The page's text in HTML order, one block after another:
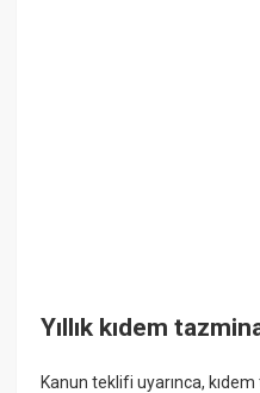
Yıllık kıdem
Kanun teklifi uyarınca, kıdem